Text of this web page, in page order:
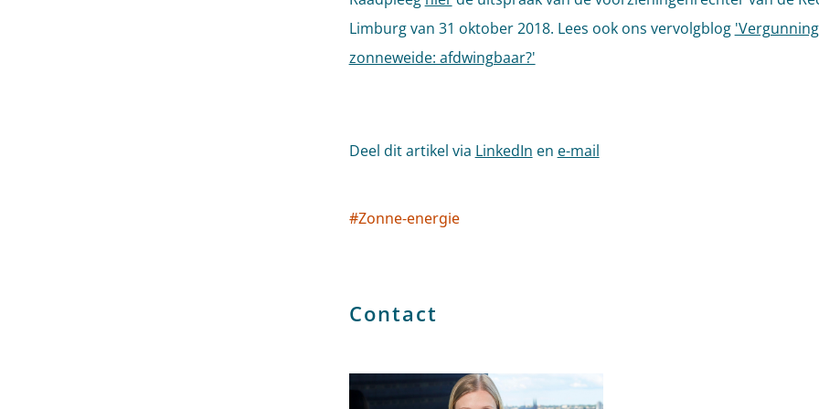
Limburg van 31 oktober 2018. Lees ook ons vervolgblog
zonneweide: afdwingbaar?'
Deel dit artikel via LinkedIn en e-mail
Social tags
#Zonne-energie
Contact